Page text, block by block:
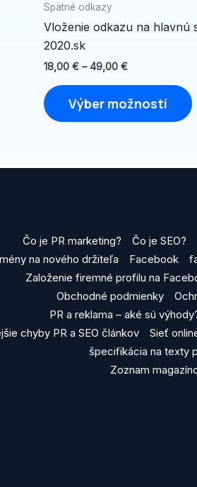
Spätné odkazy
Vloženie odkazu na hlavnú
2020.sk
18,00 € – 49,00 €
Výber možností
Čo je PR marketing? Čo je SEO?
na nového držiteľa
Facebook
Založenie firemné profilu na
Obchodné podmienky
PR a reklama – aké sú
chyby PR a SEO článkov
Sieť
špecifikácia na texty
Zoznam